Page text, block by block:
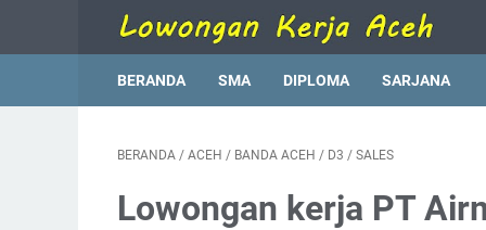
BERANDA SMA DIPLOMA SARJANA
BERANDA / ACEH / BANDA ACEH / D3 / SALES
Lowongan kerja PT